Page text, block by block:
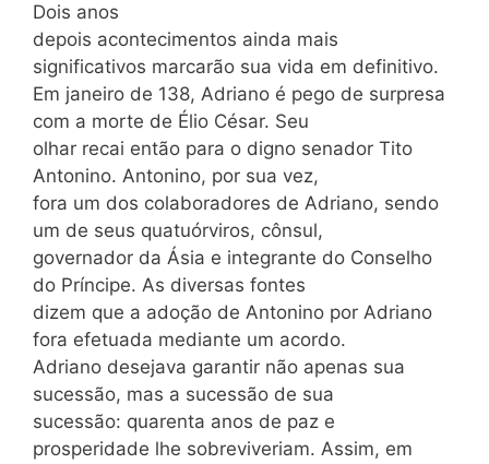
Dois anos
depois acontecimentos ainda mais
significativos marcarão sua vida em definitivo.
Em janeiro de 138, Adriano é pego de surpresa
com a morte de Élio César. Seu
olhar recai então para o digno senador Tito
Antonino. Antonino, por sua vez,
fora um dos colaboradores de Adriano, sendo
um de seus quatuórviros, cônsul,
governador da Ásia e integrante do Conselho
do Príncipe. As diversas fontes
dizem que a adoção de Antonino por Adriano
fora efetuada mediante um acordo.
Adriano desejava garantir não apenas sua
sucessão, mas a sucessão de sua
sucessão: quarenta anos de paz e
prosperidade lhe sobreviveriam. Assim, em